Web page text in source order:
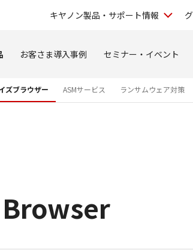
キヤノン製品・サポート情報
お客さま導入事例 セミナー・イベント
ズブラウザー ASMサービス ランサムウェア対策